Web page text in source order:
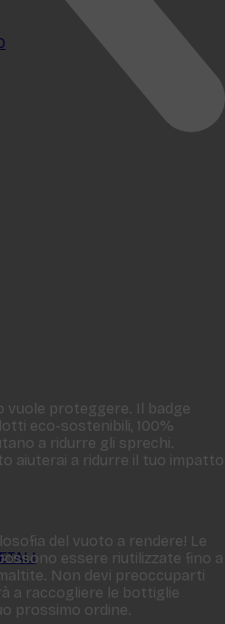
vuole proteggere. Il badge
eco-sostenibili, 100%
a ridurre gli sprechi.
aiuterai a ridurre il tuo impatto
del vuoto a rendere! Le
essere riutilizzate fino a
Non devi preoccuparti
a raccogliere le bottiglie
prossimo ordine.